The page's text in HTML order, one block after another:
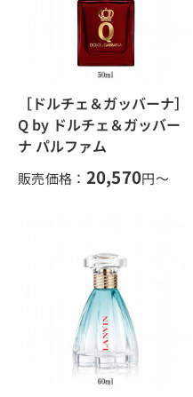
［ドルチェ＆ガッバーナ］
Q by ドルチェ＆ガッバー
ナ パルファム
販売価格： 20,570円～